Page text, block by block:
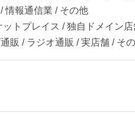
情報通信業 / その他
トプレイス / 独自ドメイン
販 / ラジオ通販 / 実店舗 / そ